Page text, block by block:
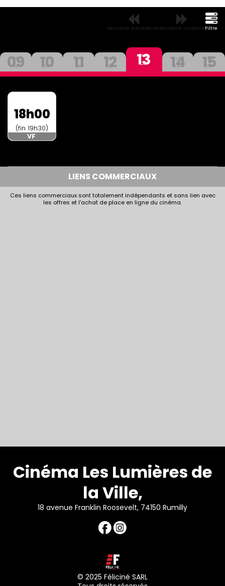
Semaine précédenteSemaine suivanteFiltre
Mer
09
Dé.
Jeu
10
Dé.
Ven
11
Dé.
Sam
12
Dé.
Dim
13
Dé.
Lun
14
Dé.
Mar
15
Dé.
18h00
(fin 19h30)
VF
LIENS COMMERCIAUX
Ces liens commerciaux sont totalement indépendants et sans lien avec
les offres et l'achat de place en ligne du cinéma.
Cinéma Les Lumières de
la Ville,
18 avenue Franklin Roosevelt, 74150 Rumilly
© 2025 Féliciné SARL